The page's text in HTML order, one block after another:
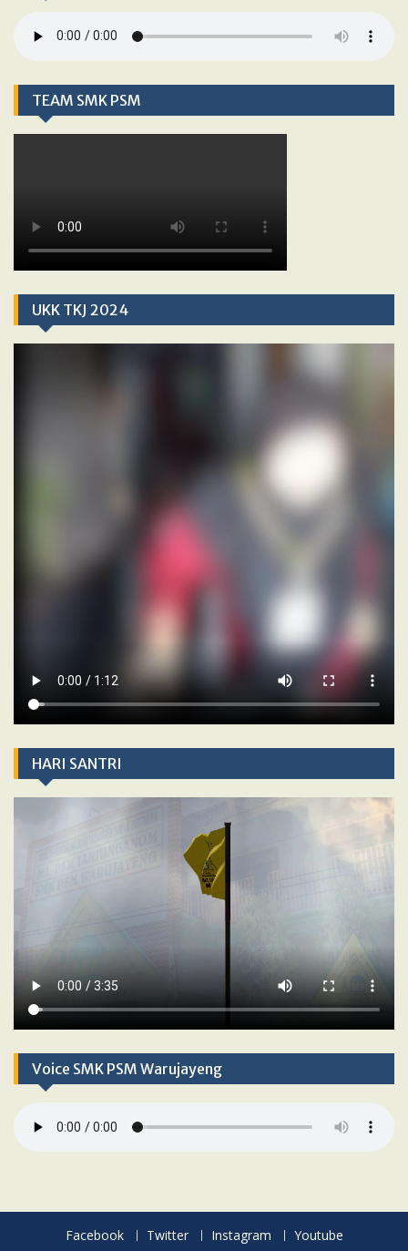
TEAM SMK PSM
UKK TKJ 2024
HARI SANTRI
Voice SMK PSM Warujayeng
Facebook Twitter Instagram
Youtube